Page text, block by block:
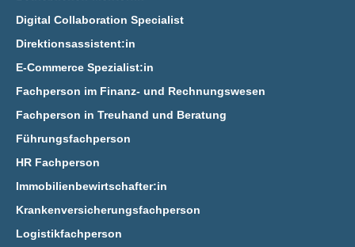
Digital Collaboration Specialist
Direktionsassistent:in
E‑Commerce Spezialist:in
Fachperson im Finanz- und Rechnungswesen
Fachperson in Treuhand und Beratung
Führungsfachperson
HR Fachperson
Immobilienbewirtschafter:in
Krankenversicherungsfachperson
Logistikfachperson